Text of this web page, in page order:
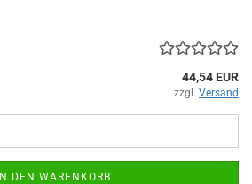
44,54 EUR
zzgl. Versand
IN DEN WARENKORB